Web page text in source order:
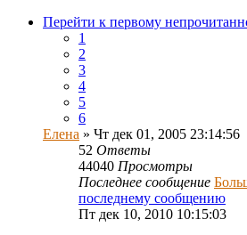
Перейти к первому
1
2
3
4
5
6
Елена » Чт дек 01, 2005 23:14:56
52 Ответы
44040 Просмотры
Последнее сообщение
последнему сообщению
Пт дек 10, 2010 10:15:03